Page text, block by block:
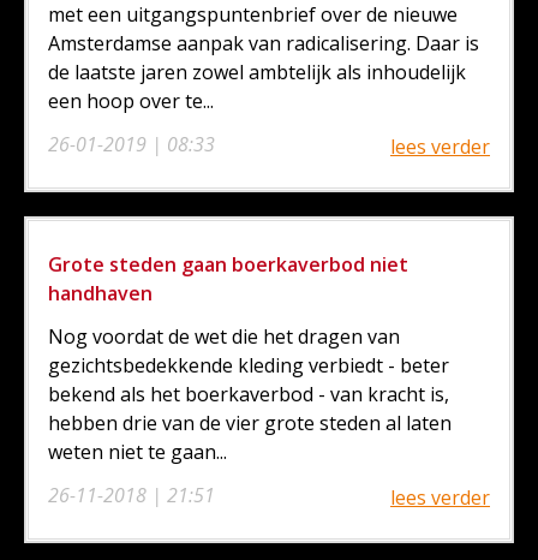
26-01-2019 | 08:33
met een uitgangspuntenbrief over de nieuwe
Amsterdamse aanpak van radicalisering. Daar is
de laatste jaren zowel ambtelijk als inhoudelijk
een hoop over te...
lees verder
Grote steden gaan boerkaverbod niet
handhaven
26-11-2018 | 21:51
Nog voordat de wet die het dragen van
gezichtsbedekkende kleding verbiedt - beter
bekend als het boerkaverbod - van kracht is,
hebben drie van de vier grote steden al laten
weten niet te gaan...
lees verder